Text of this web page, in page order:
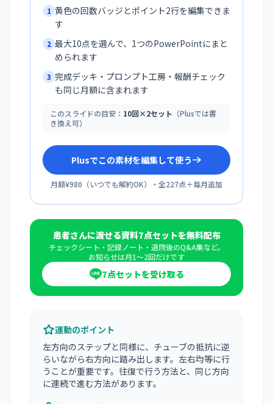
1 黄色の回数バッジとポイント2行を編集できま
す
2 最大10点を選んで、1つのPowerPointにまと
められます
3 完成デッキ・プロンプト工房・報酬チェック
も同じ月額に含まれます
このスライドの目安： 10回×2セット （Plusでは書
き換え可）
Plusでこの素材を編集して使う
月額¥980 （いつでも解約OK）・全227点＋毎月追加
患者さんに渡せる資料7点セットを無料配布
チェックシート・記録ノート・退院後のQ&A集など。
お知らせは月1〜2回だけです
7点セットを受け取る
運動のポイント
左方向のステップと同様に、チューブの抵抗に逆
らいながら右方向に踏み出します。左右均等に行
うことが重要です。往復で行う方法と、同じ方向
に連続で進む方法があります。